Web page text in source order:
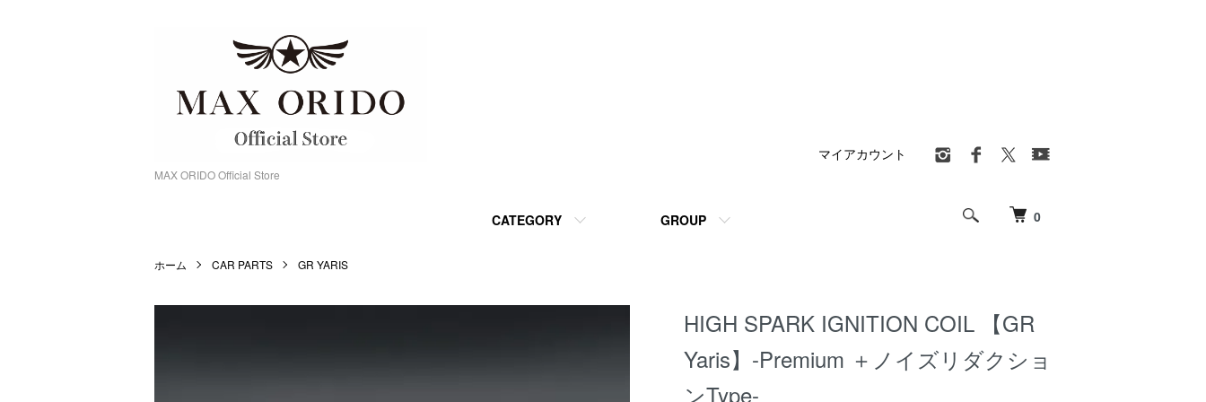
MAX ORIDO Official Store
0
CATEGORY GROUP
マイアカウント
ホーム CAR PARTS GR YARIS
HIGH SPARK IGNITION COIL 【GR
Yaris】-Premium ＋ノイズリダクショ
ンType-